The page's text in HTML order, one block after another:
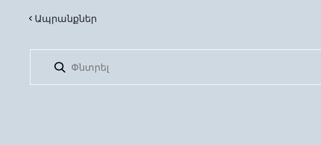
Ապրանքներ